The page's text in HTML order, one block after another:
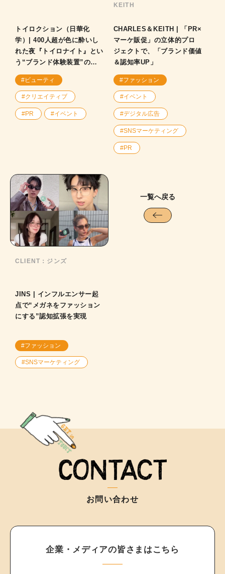
トイロクション（日華化
学）| 400人超が色に酔いし
れた夜『トイロナイト』とい
う“ブランド体験装置”の裏
側！
#ビューティ
#クリエイティブ
#PR #イベント
KEITH
CHARLES＆KEITH | 「PR×
マーケ販促」の立体的プロ
ジェクトで、「ブランド価値
＆認知率UP」
#ファッション
#イベント
#デジタル広告
#SNSマーケティング
#PR
CLIENT： ジンズ
JINS | インフルエンサー起
点で“メガネをファッション
にする”認知拡張を実現
#ファッション
#SNSマーケティング
一覧へ戻る
お問い合わせ
企業・メディアの皆さまはこちら